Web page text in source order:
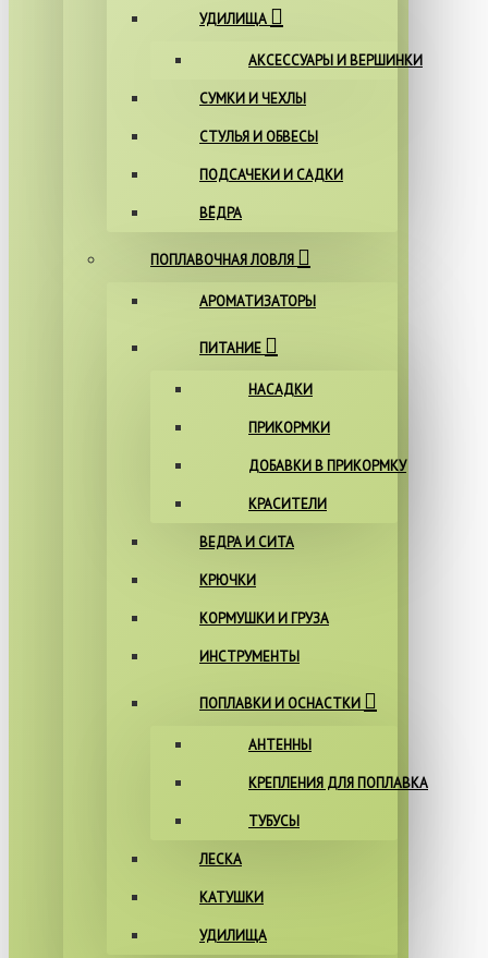
УДИЛИЩА
АКСЕССУАРЫ И ВЕРШИНКИ
СУМКИ И ЧЕХЛЫ
СТУЛЬЯ И ОБВЕСЫ
ПОДСАЧЕКИ И САДКИ
ВЁДРА
ПОПЛАВОЧНАЯ ЛОВЛЯ
АРОМАТИЗАТОРЫ
ПИТАНИЕ
НАСАДКИ
ПРИКОРМКИ
ДОБАВКИ В ПРИКОРМКУ
КРАСИТЕЛИ
ВЕДРА И СИТА
КРЮЧКИ
КОРМУШКИ И ГРУЗА
ИНСТРУМЕНТЫ
ПОПЛАВКИ И ОСНАСТКИ
АНТЕННЫ
КРЕПЛЕНИЯ ДЛЯ ПОПЛАВКА
ТУБУСЫ
ЛЕСКА
КАТУШКИ
УДИЛИЩА